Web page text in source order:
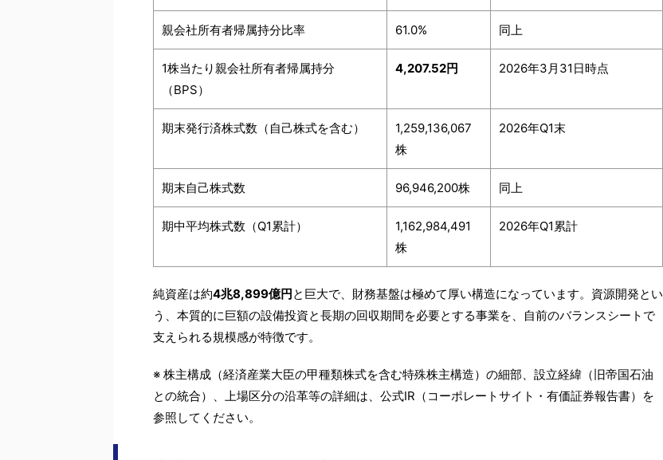
親会社所有者帰属持分比率 61.0% 同上
1株当たり親会社所有者帰属持分
（BPS）
4,207.52円 2026年3月31日時点
期末発行済株式数（自己株式を含む）
1,259,136,067
株
2026年Q1末
期末自己株式数 96,946,200株 同上
期中平均株式数（Q1累計）
1,162,984,491
株
2026年Q1累計
純資産は約4兆8,899億円と巨大で、財務基盤は極めて厚い構造になっています。資源開発とい
う、本質的に巨額の設備投資と長期の回収期間を必要とする事業を、自前のバランスシートで
支えられる規模感が特徴です。
※ 株主構成（経済産業大臣の甲種類株式を含む特殊株主構造）の細部、設立経緯（旧帝国石油
との統合）、上場区分の沿革等の詳細は、公式IR（コーポレートサイト・有価証券報告書）を
参照してください。